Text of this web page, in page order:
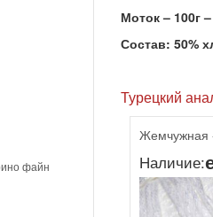
файн
Моток – 100г
Состав: 50%
Турецкий
Жемчужная
Наличие: